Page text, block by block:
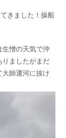
ンク集
Link
きました！操船
憎の天気で沖
りましたがまだ
大師運河に抜け